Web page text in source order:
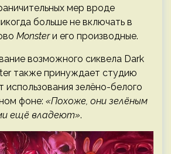
мер вроде
больше не включать в
Monsterи его производные.
возможного сиквела Dark
также принуждает студию
использования зелёно-белого
фоне: «Похоже, они зелёным
ещё владеют».